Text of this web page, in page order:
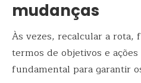
mudanças
Às vezes, recalcular a rota,
termos de objetivos e
fundamental para garantir